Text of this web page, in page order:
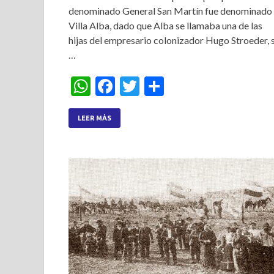
denominado General San Martín fue denominado
Villa Alba, dado que Alba se llamaba una de las
hijas del empresario colonizador Hugo Stroeder,
W
h
at
A
p
p
F
ac
e
o
o
k
T
LEER MÁS